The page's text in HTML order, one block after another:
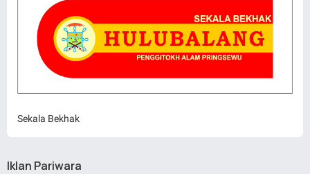
Sekala Bekhak
Iklan Pariwara